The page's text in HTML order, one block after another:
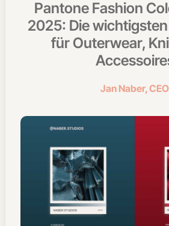
Pantone Fashion
2025: Die
für Outerwear,
Jan Naber, CEO